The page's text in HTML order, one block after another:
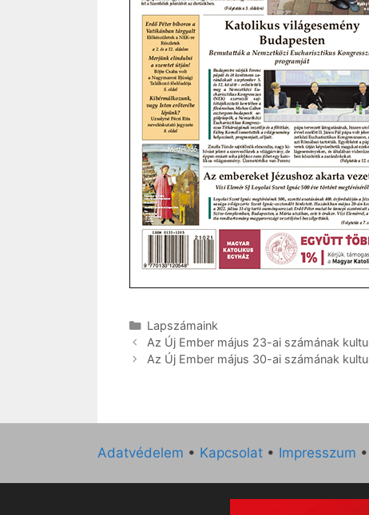
Kategória
Lapszámaink
Az Új Ember május 23-ai számának
Az Új Ember május 30-ai számának
Adatvédelem • Kapcsolat • Impresszum •